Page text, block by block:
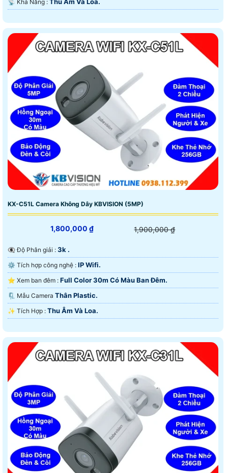
️📡 Khả Năng :
KX-C51L Camera Không Dây KBVISION (5MP)
1,800,000 ₫ 1,900,000 ₫
👁️‍🗨 Độ Phân giải : 3k .
⚙ Tích hợp công nghệ : IP Wifi.
⭐ Xem ban đêm : Full Color 30m Có Màu Ban Ðêm.
🗜️ Mẫu Camera Thân Plastic.
️✨ Tích Hợp : Thu Âm Và Loa.